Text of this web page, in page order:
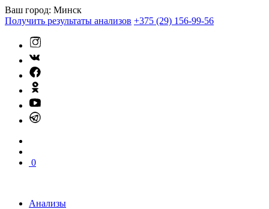
Ваш город: Минск
Получить результаты анализов +375 (29) 156-99-56
0
Анализы